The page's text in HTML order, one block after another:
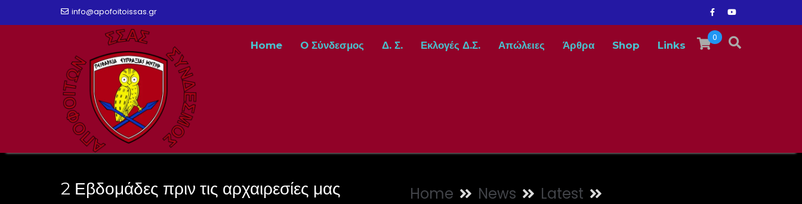
info@apofoitoissas.gr
0
Home O Σύνδεσμος Δ. Σ. Εκλογές Δ.Σ. Απώλειες Άρθρα Shop Links
2 Εβδομάδες πριν τις αρχαιρεσίες μας Home News
Latest